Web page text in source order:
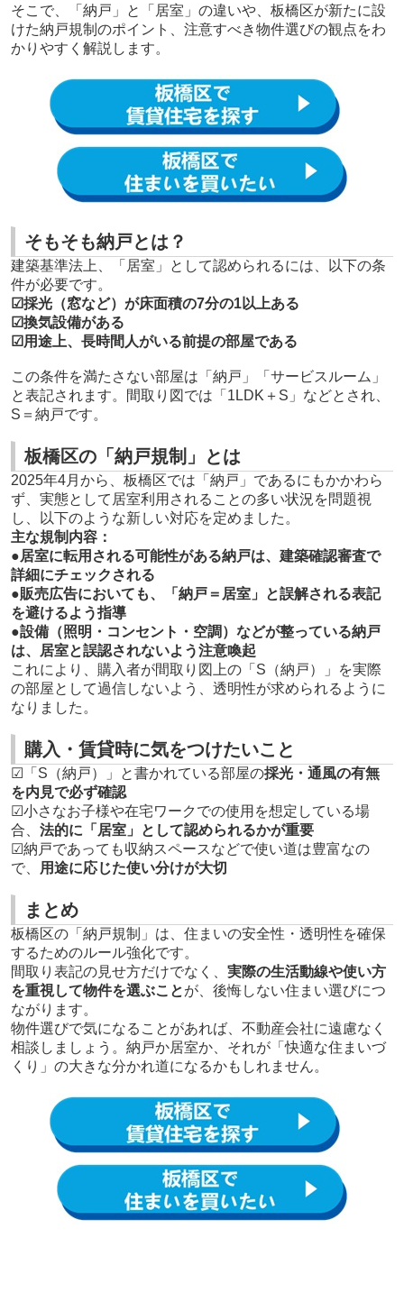
そこで、「納戸」と「居室」の違いや、板橋区が新たに設
けた納戸規制のポイント、注意すべき物件選びの観点をわ
かりやすく解説します。
そもそも納戸とは？
建築基準法上、「居室」として認められるには、以下の条
件が必要です。
☑採光（窓など）が床面積の7分の1以上ある
☑換気設備がある
☑用途上、長時間人がいる前提の部屋である
この条件を満たさない部屋は「納戸」「サービスルーム」
と表記されます。間取り図では「1LDK＋S」などとされ、
S＝納戸です。
板橋区の「納戸規制」とは
2025年4月から、板橋区では「納戸」であるにもかかわら
ず、実態として居室利用されることの多い状況を問題視
し、以下のような新しい対応を定めました。
主な規制内容：
●居室に転用される可能性がある納戸は、建築確認審査で
詳細にチェックされる
●販売広告においても、「納戸＝居室」と誤解される表記
を避けるよう指導
●設備（照明・コンセント・空調）などが整っている納戸
は、居室と誤認されないよう注意喚起
これにより、購入者が間取り図上の「S（納戸）」を実際
の部屋として過信しないよう、透明性が求められるように
なりました。
購入・賃貸時に気をつけたいこと
☑「S（納戸）」と書かれている部屋の採光・通風の有無
を内見で必ず確認
☑小さなお子様や在宅ワークでの使用を想定している場
合、 法的に「居室」として認められるかが重要
☑納戸であっても収納スペースなどで使い道は豊富なの
で、
用途に応じた使い分けが大切
まとめ
板橋区の「納戸規制」は、住まいの安全性・透明性を確保
するためのルール強化です。
間取り表記の見せ方だけでなく、 実際の生活動線や使い方
を重視して物件を選ぶことが、後悔しない住まい選びにつ
ながります。
物件選びで気になることがあれば、不動産会社に遠慮なく
相談しましょう。納戸か居室か、それが「快適な住まいづ
くり」の大きな分かれ道になるかもしれません。